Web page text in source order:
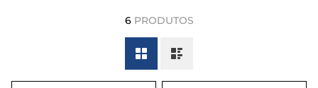
6º
rosuvastatina
6 PRODUTOS